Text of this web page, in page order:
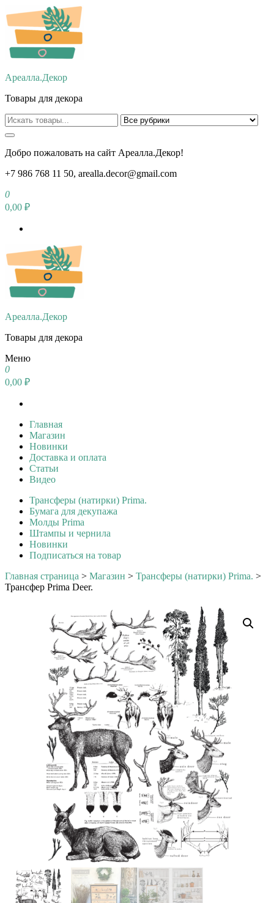
Перейти
к
содержимому
Ареалла.Декор
Товары для декора
Добро пожаловать на сайт Ареалла.Декор!
+7 986 768 11 50, arealla.decor@gmail.com
0
0,00 ₽
Ареалла.Декор
Товары для декора
Меню
0
0,00 ₽
Главная
Магазин
Новинки
Доставка и оплата
Статьи
Видео
Трансферы (натирки) Prima.
Бумага для декупажа
Молды Prima
Штампы и чернила
Новинки
Подписаться на товар
Главная страница > Магазин > Трансферы (натирки) Prima. >
Трансфер Prima Deer.